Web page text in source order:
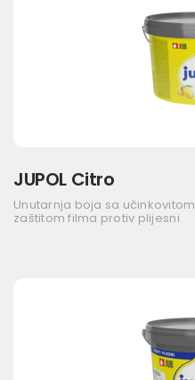
JUPOL Citro
Unutarnja boja sa učinkovitom
zaštitom filma protiv plijesni